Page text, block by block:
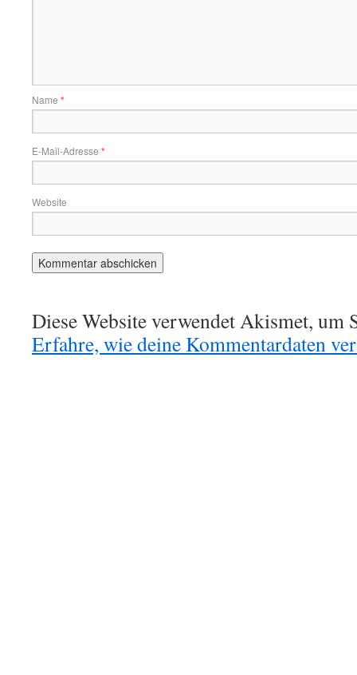
Name *
E-Mail-Adresse *
Website
Diese Website verwendet Akismet, um
Erfahre, wie deine Kommentardaten